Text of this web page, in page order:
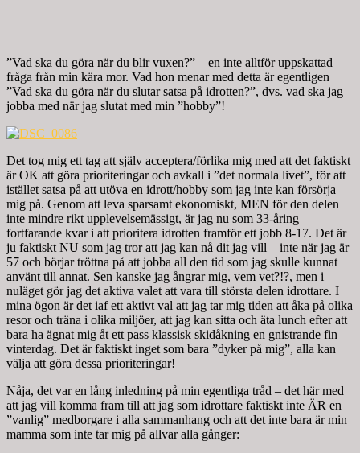
”Vad ska du göra när du blir vuxen?” – en inte alltför uppskattad
fråga från min kära mor. Vad hon menar med detta är egentligen
”Vad ska du göra när du slutar satsa på idrotten?”, dvs. vad ska jag
jobba med när jag slutat med min ”hobby”!
Det tog mig ett tag att själv acceptera/förlika mig med att det faktiskt
är OK att göra prioriteringar och avkall i ”det normala livet”, för att
istället satsa på att utöva en idrott/hobby som jag inte kan försörja
mig på. Genom att leva sparsamt ekonomiskt, MEN för den delen
inte mindre rikt upplevelsemässigt, är jag nu som 33-åring
fortfarande kvar i att prioritera idrotten framför ett jobb 8-17. Det är
ju faktiskt NU som jag tror att jag kan nå dit jag vill – inte när jag är
57 och börjar tröttna på att jobba all den tid som jag skulle kunnat
använt till annat. Sen kanske jag ångrar mig, vem vet?!?, men i
nuläget gör jag det aktiva valet att vara till största delen idrottare. I
mina ögon är det iaf ett aktivt val att jag tar mig tiden att åka på olika
resor och träna i olika miljöer, att jag kan sitta och äta lunch efter att
bara ha ägnat mig åt ett pass klassisk skidåkning en gnistrande fin
vinterdag. Det är faktiskt inget som bara ”dyker på mig”, alla kan
välja att göra dessa prioriteringar!
Nåja, det var en lång inledning på min egentliga tråd – det här med
att jag vill komma fram till att jag som idrottare faktiskt inte ÄR en
”vanlig” medborgare i alla sammanhang och att det inte bara är min
mamma som inte tar mig på allvar alla gånger: